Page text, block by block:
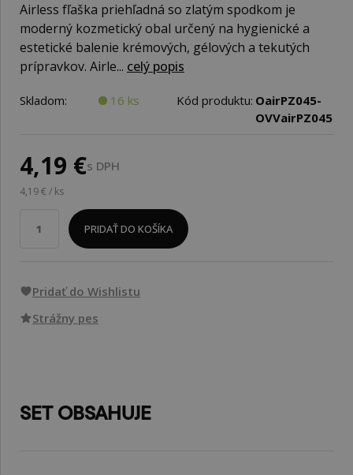
Airless fľaška priehľadná so zlatým spodkom je
moderný kozmetický obal určený na hygienické a
estetické balenie krémových, gélových a tekutých
prípravkov. Airle... celý popis
Skladom: 16 ks Kód produktu: OairPZ045-
OVVairPZ045
4,19 €s DPH
4,19 € / ks
PRIDAŤ DO KOŠÍKA
Pridať do Wishlistu
Strážny pes
SET OBSAHUJE